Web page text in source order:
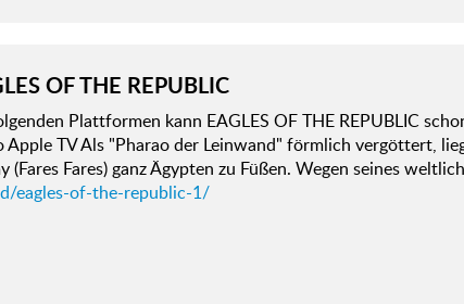
OF THE REPUBLIC
Plattformen kann EAGLES OF THE REPUBLIC
Apple TV Als "Pharao der Leinwand" förmlich vergöttert,
(Fares Fares) ganz Ägypten zu Füßen. Wegen seines
eagles-of-the-republic-1/